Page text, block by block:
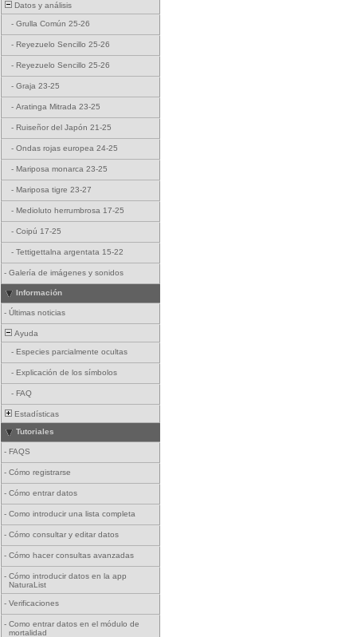
Datos y análisis
- Grulla Común 25-26
- Reyezuelo Sencillo 25-26
- Reyezuelo Sencillo 25-26
- Graja 23-25
- Aratinga Mitrada 23-25
- Ruiseñor del Japón 21-25
- Ondas rojas europea 24-25
- Mariposa monarca 23-25
- Mariposa tigre 23-27
- Medioluto herrumbrosa 17-25
- Coipú 17-25
- Tettigettalna argentata 15-22
- Galería de imágenes y sonidos
Información
- Últimas noticias
Ayuda
- Especies parcialmente ocultas
- Explicación de los símbolos
- FAQ
Estadísticas
Tutoriales
- FAQS
- Cómo registrarse
- Cómo entrar datos
- Como introducir una lista completa
- Cómo consultar y editar datos
- Cómo hacer consultas avanzadas
- Cómo introducir datos en la app
NaturaList
- Verificaciones
- Como entrar datos en el módulo de
mortalidad